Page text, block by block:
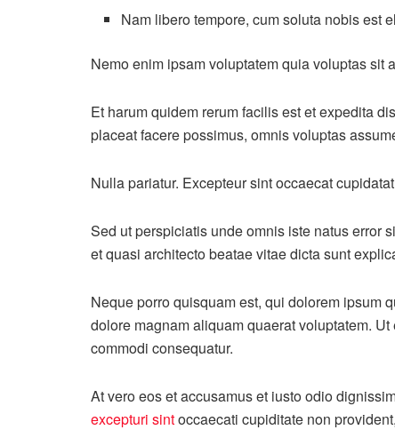
Nam libero tempore, cum soluta nobis est
Nemo enim ipsam voluptatem quia voluptas sit
Et harum quidem rerum facilis est et expedita
placeat facere possimus, omnis voluptas
Nulla pariatur. Excepteur sint occaecat
Sed ut perspiciatis unde omnis iste natus error
et quasi architecto beatae vitae dicta sunt
Neque porro quisquam est, qui dolorem ipsum
dolore magnam aliquam quaerat voluptatem.
commodi consequatur.
At vero eos et accusamus et iusto odio
excepturi sintoccaecati cupiditate non